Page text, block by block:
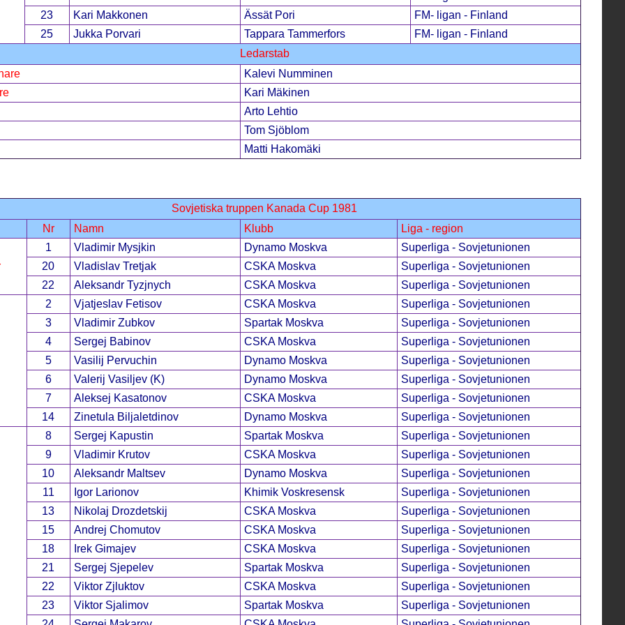
23
Kari Makkonen Ässät Pori
FM- ligan - Finland
25
Jukka Porvari Tappara Tammerfors
FM- ligan - Finland
Ledarstab
Kalevi Numminen
Kari Mäkinen
Arto Lehtio
Tom Sjöblom
Matti Hakomäki
Sovjetiska truppen Kanada Cup 1981
Nr
Namn Klubb Liga - region
1 Vladimir Mysjkin Dynamo Moskva
Superliga - Sovjetunionen
20
Vladislav Tretjak CSKA Moskva
Superliga - Sovjetunionen
22
Aleksandr Tyzjnych CSKA Moskva
Superliga - Sovjetunionen
2
Vjatjeslav Fetisov CSKA Moskva
Superliga - Sovjetunionen
3
Vladimir Zubkov Spartak Moskva
Superliga - Sovjetunionen
4
Sergej Babinov CSKA Moskva
Superliga - Sovjetunionen
5
Vasilij Pervuchin Dynamo Moskva
Superliga - Sovjetunionen
6
Valerij Vasiljev (K) Dynamo Moskva
Superliga - Sovjetunionen
7
Aleksej Kasatonov CSKA Moskva
Superliga - Sovjetunionen
14
Zinetula Biljaletdinov Dynamo Moskva
Superliga - Sovjetunionen
8
Sergej Kapustin Spartak Moskva
Superliga - Sovjetunionen
9
Vladimir Krutov CSKA Moskva
Superliga - Sovjetunionen
10
Aleksandr Maltsev Dynamo Moskva
Superliga - Sovjetunionen
11
Igor Larionov Khimik Voskresensk
Superliga - Sovjetunionen
13
Nikolaj Drozdetskij CSKA Moskva
Superliga - Sovjetunionen
15
Andrej Chomutov CSKA Moskva
Superliga - Sovjetunionen
18
Irek Gimajev CSKA Moskva
Superliga - Sovjetunionen
21
Sergej Sjepelev Spartak Moskva
Superliga - Sovjetunionen
22
Viktor Zjluktov CSKA Moskva
Superliga - Sovjetunionen
23
Viktor Sjalimov Spartak Moskva
Superliga - Sovjetunionen